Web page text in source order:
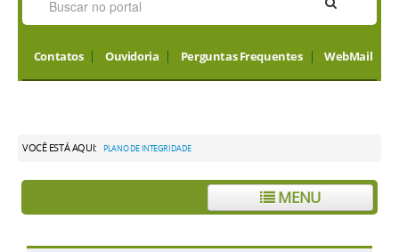
Contatos Ouvidoria Perguntas Frequentes WebMail
VOCÊ ESTÁ AQUI: PLANO DE INTEGRIDADE
MENU